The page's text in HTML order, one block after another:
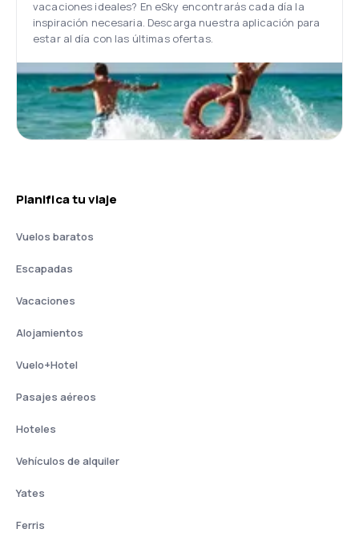
vacaciones ideales? En eSky encontrarás cada día la
inspiración necesaria. Descarga nuestra aplicación para
estar al día con las últimas ofertas.
Planifica tu viaje
Vuelos baratos
Escapadas
Vacaciones
Alojamientos
Vuelo+Hotel
Pasajes aéreos
Hoteles
Vehículos de alquiler
Yates
Ferris